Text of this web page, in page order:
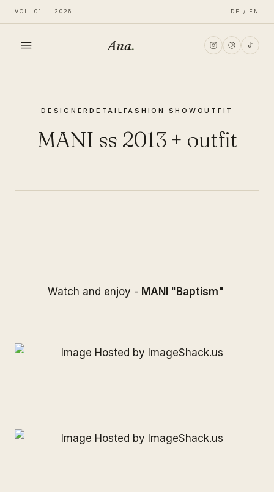
VOL. 01 — 2026 DE / EN
Ana.
DESIGNER DETAIL FASHION SHOW OUTFIT
MANI ss 2013 + outfit
Watch and enjoy - MANI "Baptism"